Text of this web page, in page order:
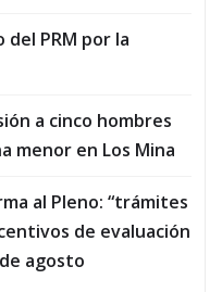
del PRM por la
a cinco hombres
menor en Los Mina
al Pleno: “trámites
de evaluación
agosto